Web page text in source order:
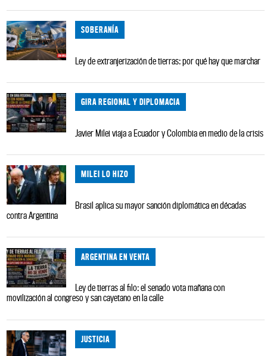
SOBERANÍA
Ley de extranjerización de tierras: por qué hay que marchar
GIRA REGIONAL Y DIPLOMACIA
Javier Milei viaja a Ecuador y Colombia en medio de la crisis
MILEI LO HIZO
Brasil aplica su mayor sanción diplomática en décadas
contra Argentina
ARGENTINA EN VENTA
Ley de tierras al filo: el senado vota mañana con
movilización al congreso y san cayetano en la calle
JUSTICIA